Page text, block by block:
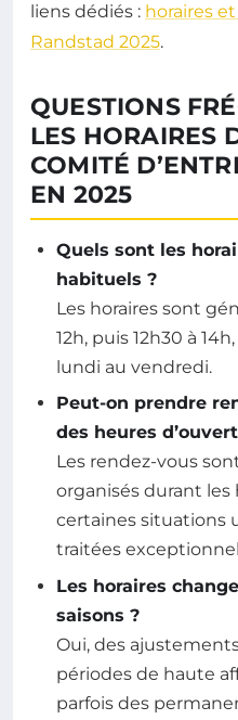
liens dédiés : horaires
Randstad 2025.
QUESTIONS
LES HORAIRES
COMITÉ
EN 2025
Quels sont les
habituels ?
Les horaires sont
12h, puis 12h30 à
lundi au vendredi.
Peut-on prendre
des heures
Les rendez-vous
organisés durant les
certaines situations
traitées
Les horaires
saisons ?
Oui, des
périodes de haute
parfois des